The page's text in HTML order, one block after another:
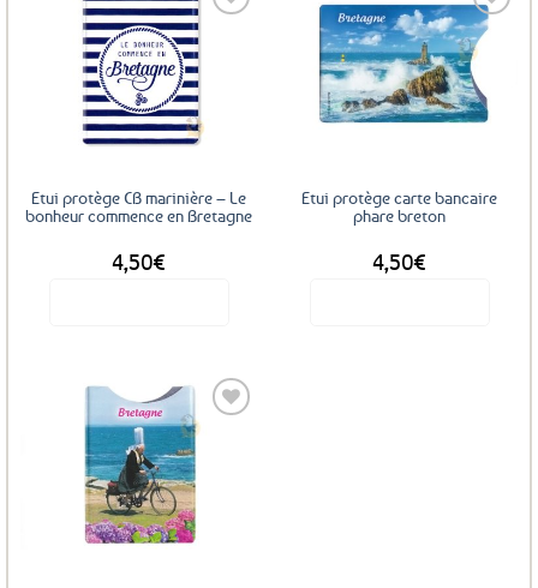
plusieurs
variations.
options
peuvent
Etui protège CB marinière – Le
bonheur commence en Bretagne
4,50€
Ajouter
aux
favoris
Etui protège carte bancaire
phare breton
4,50€